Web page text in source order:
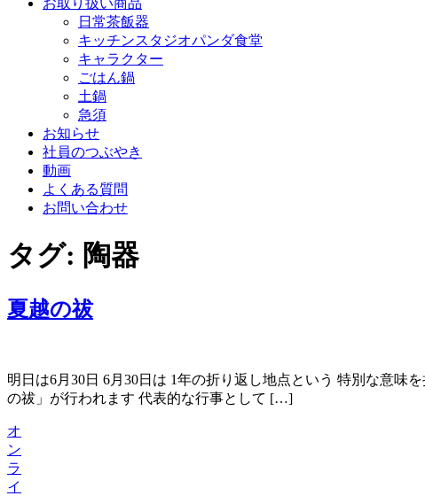
お取り扱い商品
日常茶飯器
キッチンスタジオパンダ食堂
キャラクター
ごはん鍋
土鍋
急須
お知らせ
社員のつぶやき
動画
よくある質問
お問い合わせ
タグ: 陶器
夏越の祓
明日は6月30日 6月30日は 1年の折り返し地点という 特別な意味
の祓」が行われます 代表的な行事として […]
オ
ン
ラ
イ